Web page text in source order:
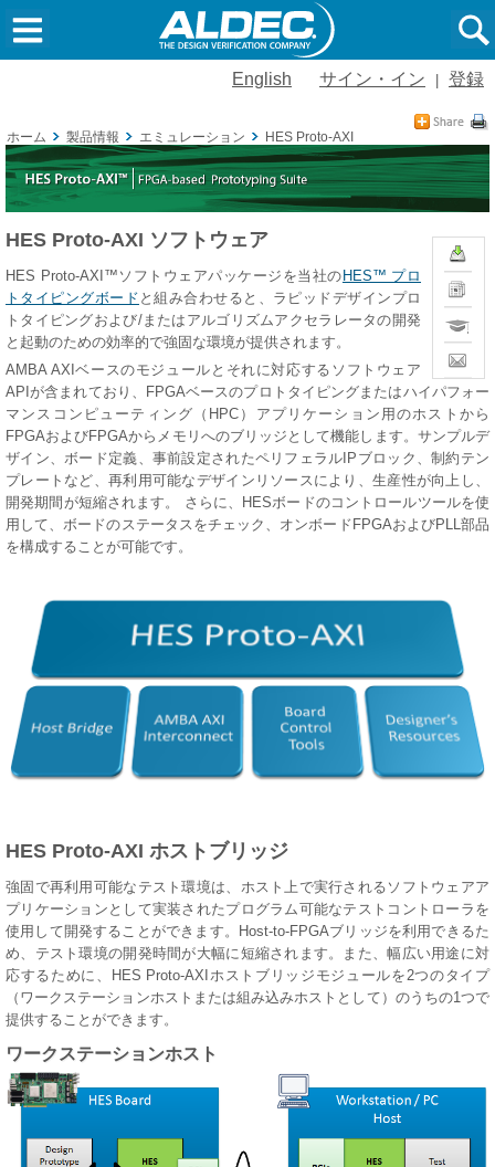
English サイン・イン 登録
ホーム 製品情報 エミュレーション HES Proto-AXI
ダ
ウ
ン
ロ
ー
ド
News
Training
Contact
Sales
HES Proto-AXI ソフトウェア
HES Proto-AXI™ソフトウェアパッケージを当社の HES™ プロ
トタイピングボード と組み合わせると、ラピッドデザインプロ
トタイピングおよび/またはアルゴリズムアクセラレータの開発
と起動のための効率的で強固な環境が提供されます。
AMBA AXIベースのモジュールとそれに対応するソフトウェア
APIが含まれており、FPGAベースのプロトタイピングまたはハイパフォー
マンスコンピューティング（HPC）アプリケーション用のホストから
FPGAおよびFPGAからメモリへのブリッジとして機能します。サンプルデ
ザイン、ボード定義、事前設定されたペリフェラルIPブロック、制約テン
プレートなど、再利用可能なデザインリソースにより、生産性が向上し、
開発期間が短縮されます。 さらに、HESボードのコントロールツールを使
用して、ボードのステータスをチェック、オンボードFPGAおよびPLL部品
を構成することが可能です。
HES Proto-AXI ホストブリッジ
強固で再利用可能なテスト環境は、ホスト上で実行されるソフトウェアア
プリケーションとして実装されたプログラム可能なテストコントローラを
使用して開発することができます。Host-to-FPGAブリッジを利用できるた
め、テスト環境の開発時間が大幅に短縮されます。また、幅広い用途に対
応するために、HES Proto-AXIホストブリッジモジュールを2つのタイプ
（ワークステーションホストまたは組み込みホストとして）のうちの1つで
提供することができます。
ワークステーションホスト